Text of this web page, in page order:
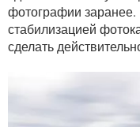
фотографии
стабилизацией
сделать